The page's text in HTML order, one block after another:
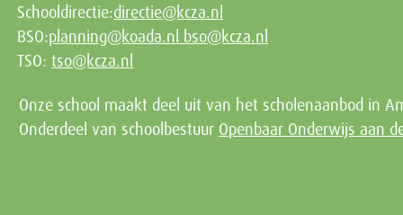
Schooldirectie:directie@kcza.nl
BSO:planning@koada.nl bso@kcza.nl
TSO:tso@kcza.nl
Onze school maakt deel uit van het scholenaanbod in
Onderdeel van schoolbestuur Openbaar Onderwijs aan